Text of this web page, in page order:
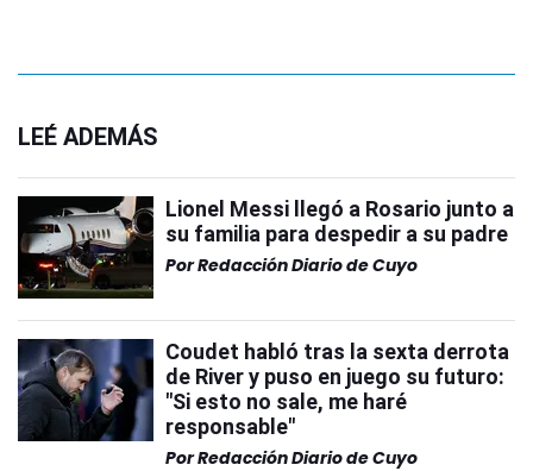
LEÉ ADEMÁS
Lionel Messi llegó a Rosario junto a
su familia para despedir a su padre
PorRedacción Diario de Cuyo
Coudet habló tras la sexta derrota
de River y puso en juego su futuro:
"Si esto no sale, me haré
responsable"
PorRedacción Diario de Cuyo